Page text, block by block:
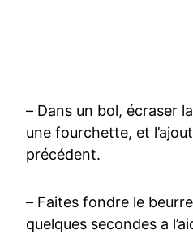
– Dans un bol, écraser
une fourchette, et
précédent.
– Faites fondre le
quelques secondes a